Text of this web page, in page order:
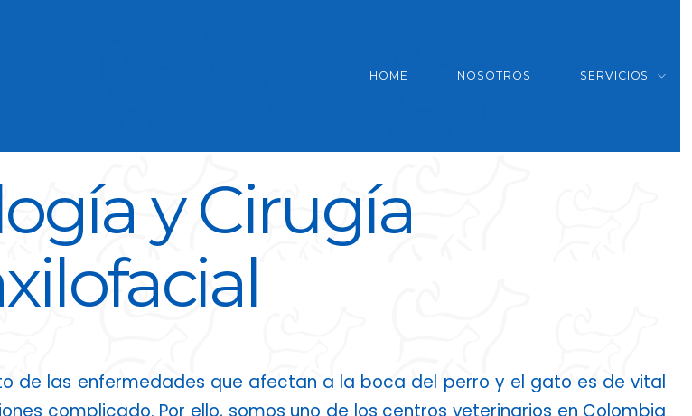
HOME NOSOTROS SERVICIOS
y Cirugía
de las enfermedades que afectan a la boca del perro y el gato es de vital